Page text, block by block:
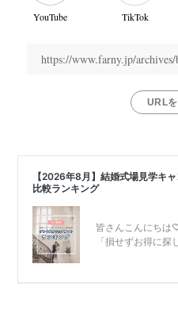
YouTube TikTok
https://www.farny.jp/
URL
婚